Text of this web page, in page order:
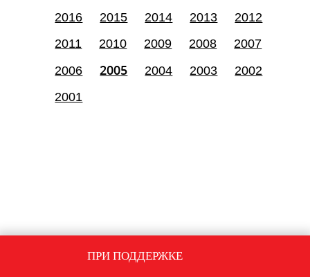
2016
2015 2014 2013
2012
2011
2010 2009 2008
2007
2006
2005 2004 2003
2002
2001
ПРИ ПОДДЕРЖКЕ